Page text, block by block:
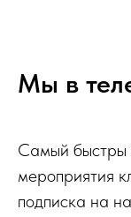
Мы в
Самый быстры
подписка на